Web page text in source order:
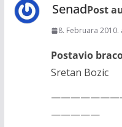
SenadPost
8. Februara 2010.
Postavio
Sretan Bozic
—————